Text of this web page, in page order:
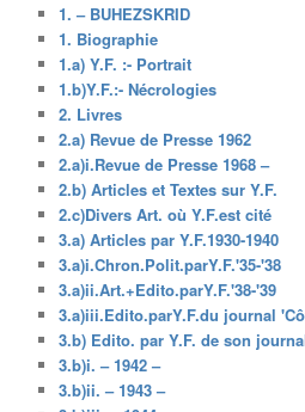
1. – BUHEZSKRID
1. Biographie
1.a) Y.F. :- Portrait
1.b)Y.F.:- Nécrologies
2. Livres
2.a) Revue de Presse 1962
2.a)i.Revue de Presse 1968 –
2.b) Articles et Textes sur Y.F.
2.c)Divers Art. où Y.F.est cité
3.a) Articles par Y.F.1930-1940
3.a)i.Chron.Polit.parY.F.'35-'38
3.a)ii.Art.+Edito.parY.F.'38-'39
3.a)iii.Edito.parY.F.du journal
3.b) Edito. par Y.F. de son
3.b)i. – 1942 –
3.b)ii. – 1943 –